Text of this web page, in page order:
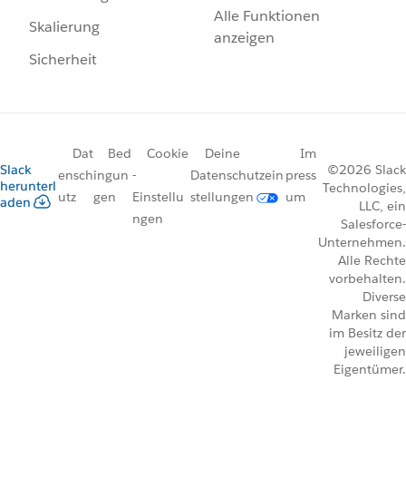
Skalierung
Sicherheit
Alle Funktionen
anzeigen
Slack
herunterl
aden
Dat
ensch
utz
Bed
ingun
gen
Cookie
-
Einstellu
ngen
Deine
Datenschutzein
stellungen
Im
press
um
©2026 Slack
Technologies,
LLC, ein
Salesforce-
Unternehmen.
Alle Rechte
vorbehalten.
Diverse
Marken sind
im Besitz der
jeweiligen
Eigentümer.